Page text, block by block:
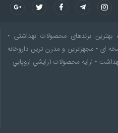
بهترین برندهای محصولات بهداشتی •
ای • مجهزترین و مدرن ترین داروخانه
• ارایه محصولات آرايشي اروپايي